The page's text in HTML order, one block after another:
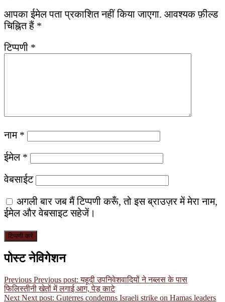
आपका ईमेल पता प्रकाशित नहीं किया जाएगा. आवश्यक फ़ील्ड
चिह्नित हैं *
टिप्पणी *
नाम *
ईमेल *
वेबसाईट
अगली बार जब मैं टिप्पणी करूँ, तो इस ब्राउज़र में मेरा नाम,
ईमेल और वेबसाइट सहेजें।
पोस्ट नेविगेशन
Previous Previous post: यहूदी उपनिवेशवादियों ने नब्लस के पास
फिलिस्तीनी खेतों में लगाई आग, पेड़ काटे
Next Next post: Guterres condemns Israeli strike on Hamas leaders